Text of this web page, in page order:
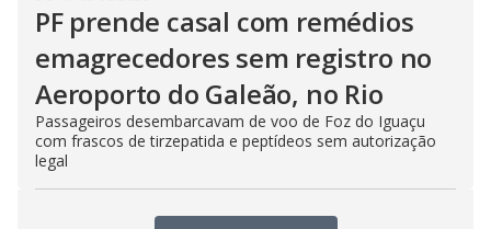
PF prende casal com remédios
emagrecedores sem registro no
Aeroporto do Galeão, no Rio
Passageiros desembarcavam de voo de Foz do Iguaçu
com frascos de tirzepatida e peptídeos sem autorização
legal